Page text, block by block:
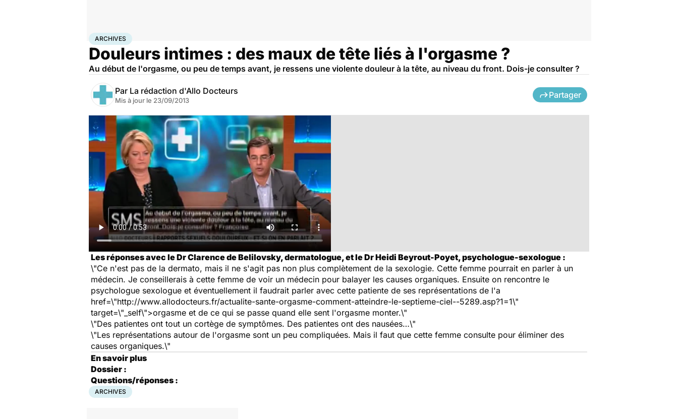
AccueilSanté Archives
ARCHIVES
Douleurs intimes : des maux de tête liés à l'orgasme ?
Au début de l'orgasme, ou peu de temps avant, je ressens une violente douleur à la tête, au niveau du front. Dois-je consulter ?
Par La rédaction d'Allo Docteurs
Mis à jour le 23/09/2013
Partager
Les réponses avec le Dr Clarence de Belilovsky, dermatologue, et le Dr Heidi Beyrout-Poyet, psychologue-sexologue :
\"Ce n'est pas de la dermato, mais il ne s'agit pas non plus complètement de la sexologie. Cette femme pourrait en parler à un
médecin. Je conseillerais à cette femme de voir un médecin pour balayer les causes organiques. Ensuite on rencontre le
psychologue sexologue et éventuellement il faudrait parler avec cette patiente de ses représentations de l'a
href=\"http://www.allodocteurs.fr/actualite-sante-orgasme-comment-atteindre-le-septieme-ciel--5289.asp?1=1\"
target=\"_self\">orgasme et de ce qui se passe quand elle sent l'orgasme monter.\"
\"Des patientes ont tout un cortège de symptômes. Des patientes ont des nausées…\"
\"Les représentations autour de l'orgasme sont un peu compliquées. Mais il faut que cette femme consulte pour éliminer des
causes organiques.\"
En savoir plus
Dossier :
Questions/réponses :
ARCHIVES